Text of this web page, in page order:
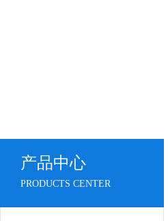
产品中心
PRODUCTS CENTER